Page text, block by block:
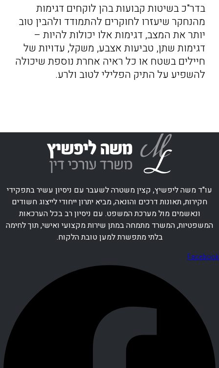
בדר"כ בשיטות קבועות בהן לוקחים דגימות
מהנחקר שיעזרו לחוקרים להתמודד ולהבין טוב
יותר את המצב, דגימות אלו יכולות להיות –
דגימות שתן, טביעות אצבע, משקל, עדויות של
חיילים בשטח או כל ראיה אחרת נוספת שיכולה
להשפיע על התיק הפלילי לטוב ולרע.
עו"ד משה ליפשיץ, קצין משטרה לשעבר עם ניסיון עשיר בתפקידי
חקירות, תאונות דרכים והונאה, מביא יתרון ייחודי לייצוג חשודים
ונאשמים מול מערכת המשפט. עם ניסיון רב בכל הערכאות
המשפטיות, המשרד מתמחה במתן שירות מקצועי ואישי, תוך לחימה
בלתי מתפשרת למען טובת הלקוח.
Facebook